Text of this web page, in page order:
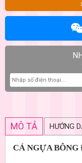
MÔ TẢ HƯỚNG
CÁ NGỰA